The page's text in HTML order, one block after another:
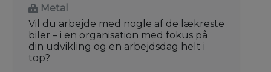
Metal
Vil du arbejde med nogle af de lækreste
biler – i en organisation med fokus på
din udvikling og en arbejdsdag helt i
top?